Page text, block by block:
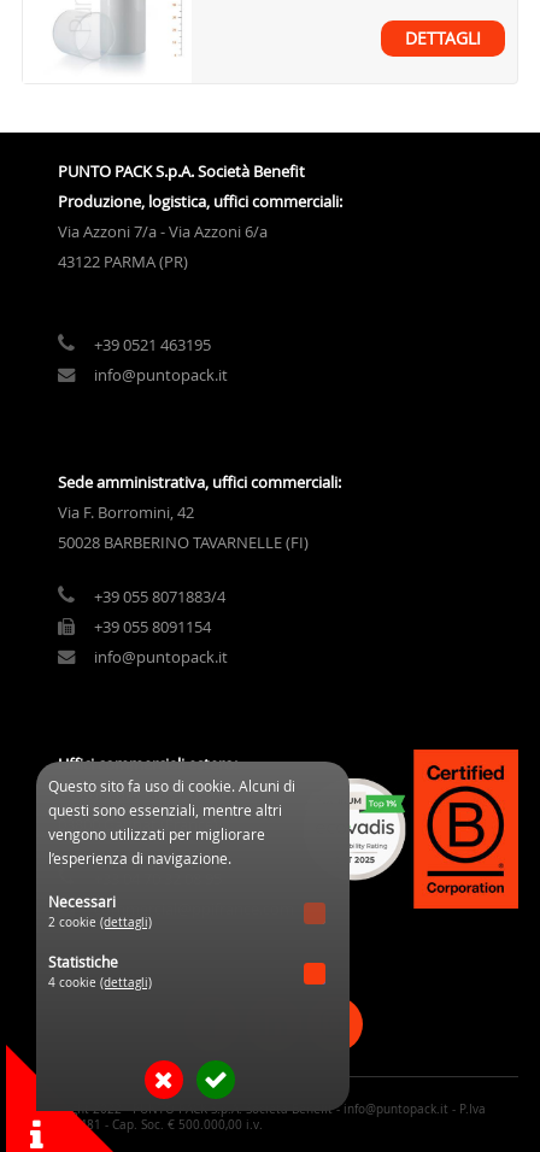
DETTAGLI
PUNTO PACK S.p.A. Società Benefit
Produzione, logistica, uffici commerciali:
Via Azzoni 7/a - Via Azzoni 6/a
43122 PARMA (PR)
+39 0521 463195
info@puntopack.it
Sede amministrativa, uffici commerciali:
Via F. Borromini, 42
50028 BARBERINO TAVARNELLE (FI)
+39 055 8071883/4
+39 055 8091154
info@puntopack.it
Uffici commerciali estero:
3 Cours des Clos Durs
03800 Gannat (France)
commercial@ppifrance.com
© Copyright 2022 - PUNTO PACK S.p.A. Società Benefit - info@puntopack.it - P.Iva
05170190481 - Cap. Soc. € 500.000,00 i.v.
Questo sito fa uso di cookie. Alcuni di
questi sono essenziali, mentre altri
vengono utilizzati per migliorare
l’esperienza di navigazione.
Necessari
2 cookie (dettagli)
Statistiche
4 cookie (dettagli)